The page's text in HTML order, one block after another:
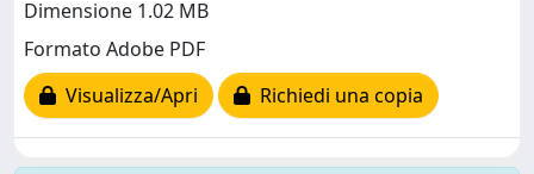
Dimensione 1.02 MB
Formato Adobe PDF
Visualizza/Apri
Richiedi una copia